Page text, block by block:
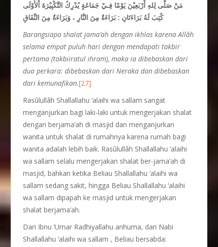
مَنْ صَلَّى لِلهِ أَرْبَعِيْنَ يَوْمًا فِـيْ جَمَاعَةٍ يُدْرِكُ التَّكْبِيْرَةَ اْلأُوْلَى
كُتِبَ لَهُ بَرَاءَتَانِ : بَرَاءَةٌ مِنَ النَّارِ ، وَبَرَاءَةٌ مِنَ النِّفَاقِ
Barangsiapa shalat jama’ah dengan ikhlas karena Allâh
selama empat puluh hari dengan mendapatitakbir
pertama (takbiiratul ihram), maka ia dibebaskan dari
dua perkara: dibebaskan dari Neraka dan dibebaskan
dari kemunafikan.[27]
Rasûlullâh Shallallahu ‘alaihi wa sallam sangat
menganjurkan bagi laki-laki untuk mengerjakan shalat
dengan berjama’ah di masjid dan menganjurkan
wanita untuk shalat di rumahnya karena rumah bagi
wanita adalah lebih baik. Rasûlullâh Shallallahu ‘alaihi
wa sallam selalu mengerjakan shalat ber-jama’ah di
masjid, bahkan ketika Beliau Shallallahu ‘alaihi wa
sallam sedang sakit, hingga Beliau Shallallahu ‘alaihi
wa sallam dipapah ke masjid untuk mengerjakan
shalat berjama’ah.
Dari Ibnu ‘Umar Radhiyallahu anhuma, dari Nabi
Shallallahu ‘alaihi wa sallam , Beliau bersabda: